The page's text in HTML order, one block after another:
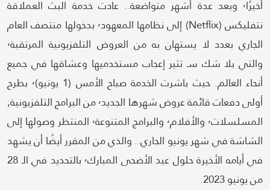
أخيرًا٬ وبعد عدة أشهر متواضعة.. عادت خدمة البث العملاقة
نتفليكس (Netflix) إلى نظامها المعهود٬ بدخولها منتصف العام
الجاري بعدد لا يستهان به من العروض التلفزيونية المرتقبة٬
والتي بلا شك سـ تثير إعجاب مستخدميها وعشاقها في جميع
أنحاء العالم. حيث باشرت الخدمة صباح الأمس (1 يونيو)٬ بطرح
أولى دفعات قائمة عروض شهرها الجديد٬ من البرامج التلفزيونية;
المسلسلات٬ والأفلام٬ والبرامج المتنوعة٬ المنتظر وصولها إلى
الشاشة في شهر يونيو الجاري.. والذي من المقرر أيضًا أن يشهد
في أيامه الأخيرة حلول عيد الأضحى المبارك٬ بالتحديد في الـ 28
من يونيو 2023.